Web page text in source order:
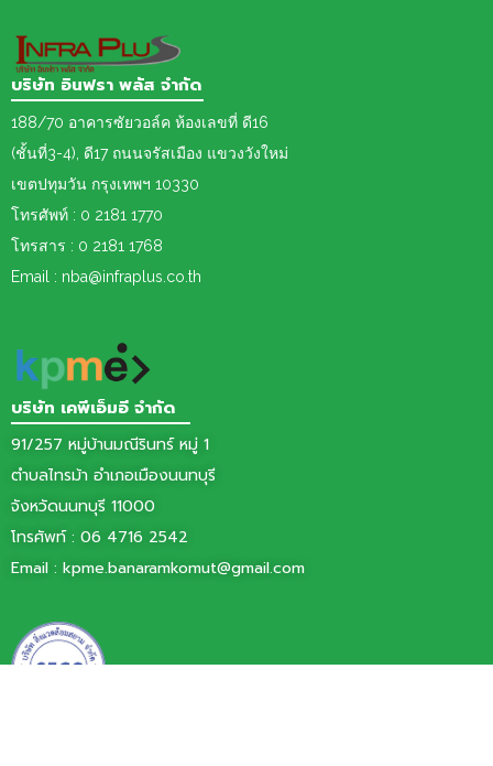
บริษัท อินฟรา พลัส จำกัด
188/70 อาคารซัยวอล์ค ห้องเลขที่ ดี16
(ชั้นที่3-4), ดี17 ถนนจรัสเมือง แขวงวังใหม่
เขตปทุมวัน กรุงเทพฯ 10330
โทรศัพท์ : 0 2181 1770
โทรสาร : 0 2181 1768
Email : nba@infraplus.co.th
บริษัท เคพีเอ็มอี จำกัด
91/257 หมู่บ้านมณีรินทร์ หมู่ 1
ตำบลไทรม้า อำเภอเมืองนนทบุรี
จังหวัดนนทบุรี 11000
โทรศัพท์ : 06 4716 2542
Email : kpme.banaramkomut@gmail.com